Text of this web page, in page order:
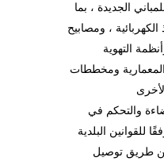
الجديدة ، بما
، ومصابيح
التهوية
ومخططات
والتحكم في
للقوانين البلدية
عن طريق توصيل